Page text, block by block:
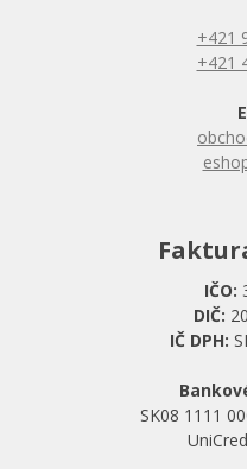
+421
+421
IČO:
DIČ:
IČ DPH:
SK08 1111